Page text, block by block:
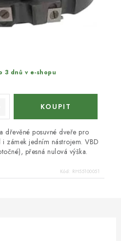
3 dnů v e-shopu
dřevěné posuvné dveře pro
zámek jedním nástrojem. VBD
přesná nulová výška.
Kód: RH55100051